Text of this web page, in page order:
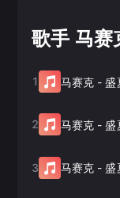
歌手 马赛
1 马赛克 -盛
2 马赛克 -盛
3 马赛克 -盛